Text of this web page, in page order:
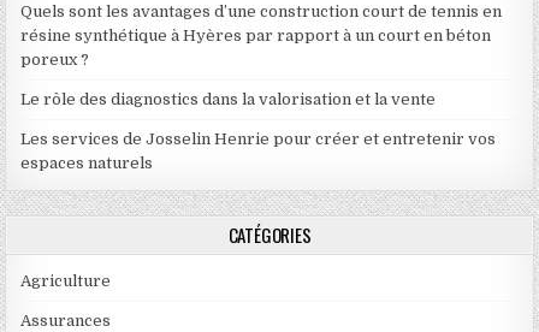
Quels sont les avantages d’une construction court de tennis en
résine synthétique à Hyères par rapport à un court en béton
poreux ?
Le rôle des diagnostics dans la valorisation et la vente
Les services de Josselin Henrie pour créer et entretenir vos
espaces naturels
CATÉGORIES
Agriculture
Assurances